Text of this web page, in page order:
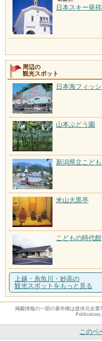
日本スキー発
周辺の
観光スポット
日本海フィッ
山本ぶどう園
新潟県立こど
米山大黒亭
こどもの時代館
上越・糸魚川・妙高の
観光スポットをもっと見る
掲載情報の一部の著作権は提供元企業
このペ